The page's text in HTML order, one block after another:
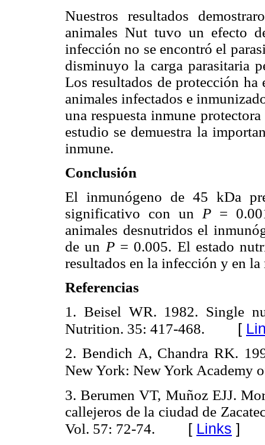
Nuestros resultados
animales Nut tuvo un efecto
infección no se encontró el
disminuyo la carga parasitaria
Los resultados de protección ha
animales infectados e
una respuesta inmune
estudio se demuestra la
inmune.
Conclusión
El inmunógeno de 45 kDa
significativo con un P =
animales desnutridos el
de un P= 0.005. El estado
resultados en la infección y en
Referencias
1. Beisel WR. 1982. Single
Nutrition. 35: 417-468. [
2. Bendich A, Chandra RK.
New York: New York Academy
3. Berumen VT, Muñoz EJJ.
callejeros de la ciudad de
Vol. 57: 72-74. [ Links ]